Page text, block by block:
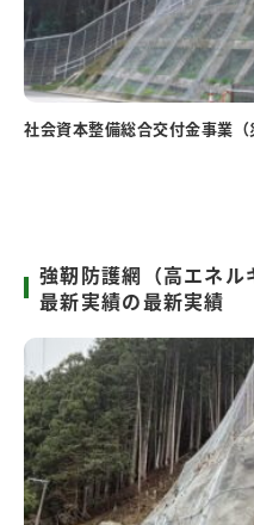
社会資本整備総合交付金事業
強靭防護網（高エネル
最新実績の最新実績